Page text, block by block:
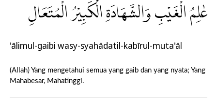
عٰلِمُ الْغَيْبِ وَالشَّهَادَةِ الْكَبِيْرُ الْمُتَعَالِ
'ālimul-gaibi wasy-syahādatil-kabīrul-muta'āl
(Allah) Yang mengetahui semua yang gaib dan yang nyata; Yang
Mahabesar, Mahatinggi.